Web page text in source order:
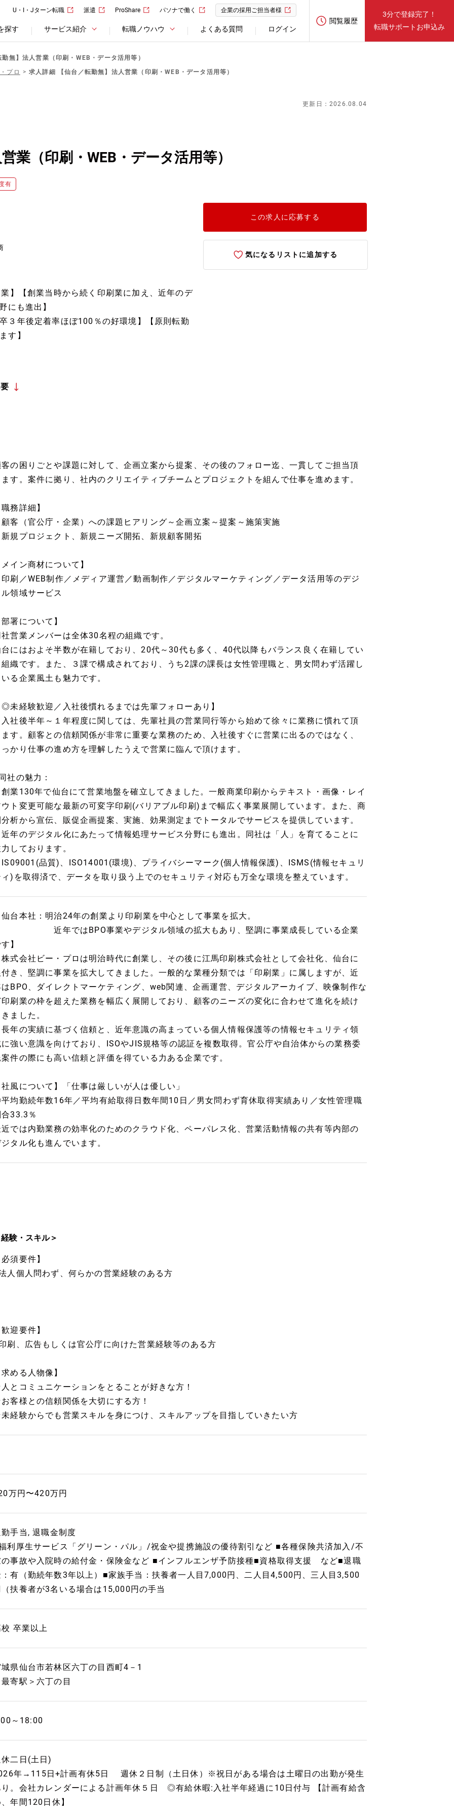
U・I・Jターン転職 派遣 ProShare パソナで働く 企業の採用ご担当者様
探す サービス紹介 転職ノウハウ よくある質問 ログイン
閲覧履歴
3分で登録完了！
転職サポートお申込み
無】法人営業（印刷・WEB・データ活用等）
プロ
求人詳細 【仙台／転勤無】法人営業（印刷・WEB・データ活用等）
更新日：2026.08.04
業（印刷・WEB・データ活用等）
有
】【創業当時から続く印刷業に加え、近年のデ
にも進出】
３年後定着率ほぼ100％の好環境】【原則転勤
す】
この求人に応募する
気になるリストに追加する
の困りごとや課題に対して、企画立案から提案、その後のフォロー迄、一貫してご担当頂
す。案件に拠り、社内のクリエイティブチームとプロジェクトを組んで仕事を進めます。
務詳細】
客（官公庁・企業）への課題ヒアリング～企画立案～提案～施策実施
規プロジェクト、新規ニーズ開拓、新規顧客開拓
イン商材について】
刷／WEB制作／メディア運営／動画制作／デジタルマーケティング／データ活用等のデジ
領域サービス
署について】
営業メンバーは全体30名程の組織です。
台にはおよそ半数が在籍しており、20代～30代も多く、40代以降もバランス良く在籍してい
織です。また、３課で構成されており、うち2課の課長は女性管理職と、男女問わず活躍し
る企業風土も魅力です。
未経験歓迎／入社後慣れるまでは先輩フォローあり】
社後半年～１年程度に関しては、先輩社員の営業同行等から始めて徐々に業務に慣れて頂
す。顧客との信頼関係が非常に重要な業務のため、入社後すぐに営業に出るのではなく、
かり仕事の進め方を理解したうえで営業に臨んで頂けます。
社の魅力：
業130年で仙台にて営業地盤を確立してきました。一般商業印刷からテキスト・画像・レイ
ト変更可能な最新の可変字印刷(バリアブル印刷)まで幅広く事業展開しています。また、商
析から宣伝、販促企画提案、実施、効果測定までトータルでサービスを提供しています。
年のデジタル化にあたって情報処理サービス分野にも進出。同社は「人」を育てることに
しております。
IS09001(品質)、ISO14001(環境)、プライバシーマーク(個人情報保護)、ISMS(情報セキュリ
)を取得済で、データを取り扱う上でのセキュリティ対応も万全な環境を整えています。
台本社：明治24年の創業より印刷業を中心として事業を拡大。
年ではBPO事業やデジタル領域の拡大もあり、堅調に事業成長している企業
】
式会社ビー・プロは明治時代に創業し、その後に江馬印刷株式会社として会社化、仙台に
き、堅調に事業を拡大してきました。一般的な業種分類では「印刷業」に属しますが、近
BPO、ダイレクトマーケティング、web関連、企画運営、デジタルアーカイブ、映像制作な
刷業の枠を超えた業務を幅広く展開しており、顧客のニーズの変化に合わせて進化を続け
ました。
年の実績に基づく信頼と、近年意識の高まっている個人情報保護等の情報セキュリティ領
強い意識を向けており、ISOやJIS規格等の認証を複数取得。官公庁や自治体からの業務委
件の際にも高い信頼と評価を得ている力ある企業です。
風について】「仕事は厳しいが人は優しい」
均勤続年数16年／平均有給取得日数年間10日／男女問わず育休取得実績あり／女性管理職
33.3％
では内勤業務の効率化のためのクラウド化、ペーパレス化、営業活動情報の共有等内部の
タル化も進んでいます。
験・スキル＞
須要件】
人個人問わず、何らかの営業経験のある方
迎要件】
刷、広告もしくは官公庁に向けた営業経験等のある方
める人物像】
とコミュニケーションをとることが好きな方！
客様との信頼関係を大切にする方！
経験からでも営業スキルを身につけ、スキルアップを目指していきたい方
万円〜420万円
手当, 退職金制度
利厚生サービス「グリーン・パル」/祝金や提携施設の優待割引など ■各種保険共済加入/不
の事故や入院時の給付金・保険金など ■インフルエンザ予防接種■資格取得支援 など■退職
：有（勤続年数3年以上）■家族手当：扶養者一人目7,000円、二人目4,500円、三人目3,500
扶養者が3名いる場合は15,000円の手当
卒業以上
県仙台市若林区六丁の目西町4－1
寄駅＞六丁の目
～18:00
二日(土日)
年→115日+計画有休5日 週休２日制（土日休）※祝日がある場合は土曜日の出勤が発生
り。会社カレンダーによる計画年休５日 ◎有給休暇:入社半年経過に10日付与 【計画有給含
年間120日休】